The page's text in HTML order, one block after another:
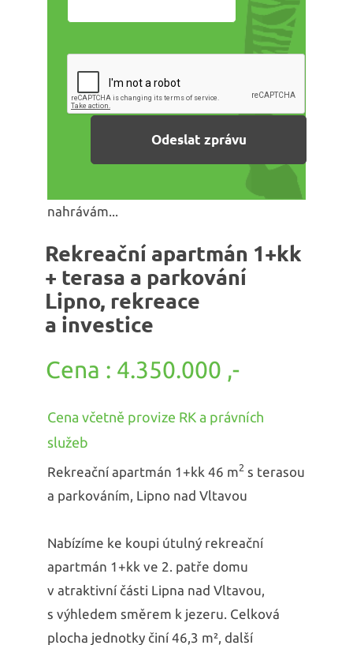
nahrávám...
Rekreační apartmán 1+kk
+ terasa a parkování
Lipno, rekreace
a investice
4.350.000 ,-
Cena včetně provize RK a právních
služeb
Rekreační apartmán 1+kk 46 m2 s terasou
a parkováním, Lipno nad Vltavou
Nabízíme ke koupi útulný rekreační
apartmán 1+kk ve 2. patře domu
v atraktivní části Lipna nad Vltavou,
s výhledem směrem k jezeru. Celková
plocha jednotky činí 46,3 m², další